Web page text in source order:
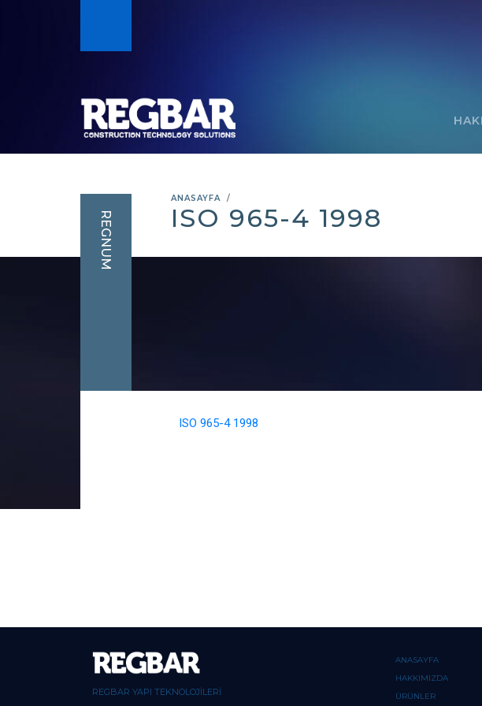
ANASAYFA
ISO 965-4 1998
REGNUM
ISO 965-4 1998
REGBAR YAPI TEKNOLOJİLERİ
ANASAYFA
HAKKIMIZDA
ÜRÜNLER